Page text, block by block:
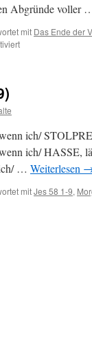
Abgründe voller
mit Das Ende der
für
21-
30)
ich/
ich/ HASSE,
… Weiterlesen
mitJes 58 1-9,